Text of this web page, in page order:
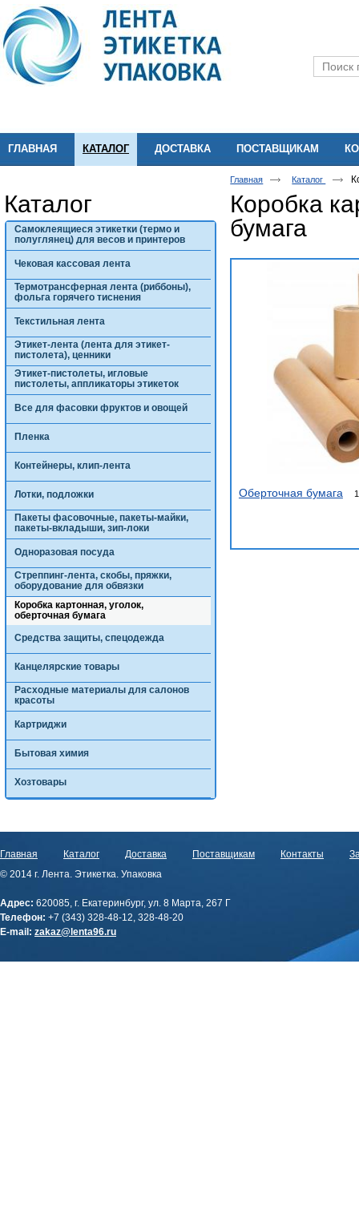
ГЛАВНАЯ КАТАЛОГ ДОСТАВКА ПОСТАВЩИКАМ
Каталог
Самоклеящиеся этикетки (термо и
полуглянец) для весов и принтеров
Чековая кассовая лента
Термотрансферная лента (риббоны),
фольга горячего тиснения
Текстильная лента
Этикет-лента (лента для этикет-
пистолета), ценники
Этикет-пистолеты, игловые
пистолеты, аппликаторы этикеток
Все для фасовки фруктов и овощей
Пленка
Контейнеры, клип-лента
Лотки, подложки
Пакеты фасовочные, пакеты-майки,
пакеты-вкладыши, зип-локи
Одноразовая посуда
Стреппинг-лента, скобы, пряжки,
оборудование для обвязки
Коробка картонная, уголок,
оберточная бумага
Средства защиты, спецодежда
Канцелярские товары
Расходные материалы для салонов
красоты
Картриджи
Бытовая химия
Хозтовары
Главная Каталог
Коробка
бумага
Оберточная бумага
Главная Каталог Доставка Поставщикам Контакты
© 2014 г. Лента. Этикетка. Упаковка
Адрес: 620085, г. Екатеринбург, ул. 8 Марта, 267 Г
Телефон: +7 (343) 328-48-12, 328-48-20
E-mail: zakaz@lenta96.ru